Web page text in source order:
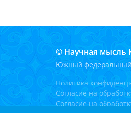
© Научная мысль
Южный федеральный
Политика
Согласие на
Согласие на